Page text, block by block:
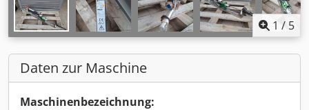
1 / 5
Daten zur Maschine
Maschinenbezeichnung: